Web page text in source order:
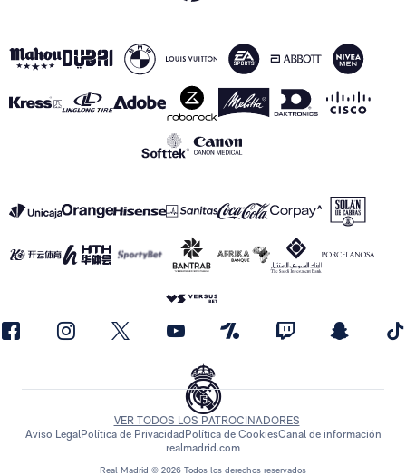
Real Madrid © 2026 Todos los derechos reservados
VER TODOS LOS PATROCINADORES
Aviso LegalPolítica de PrivacidadPolítica de CookiesCanal de información
realmadrid.com